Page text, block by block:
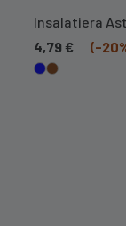
Insalatiera
4,79 € (-